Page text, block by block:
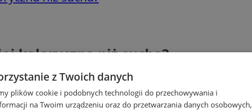
kaloryczna niż sucha?
z Twoich danych
plików cookie i podobnych technologii do przechowywania i
na Twoim urządzeniu oraz do przetwarzania danych osobowych,